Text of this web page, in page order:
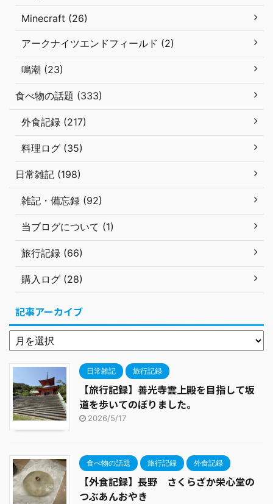
Minecraft (26)
アークナイツエンドフィールド (2)
鳴潮 (23)
食べ物の話題 (333)
外食記録 (217)
料理ログ (35)
日常雑記 (198)
雑記・備忘録 (92)
当ブログについて (1)
旅行記録 (66)
購入ログ (28)
記事アーカイブ
日常雑記 旅行記録
【旅行記録】善光寺雲上殿を目指して坂
道を歩いてのぼりました。
2026/5/17
食べ物の話題 旅行記録 外食記録
【外食記録】長野 さくらざか栄心堂の
つぶあんおやき